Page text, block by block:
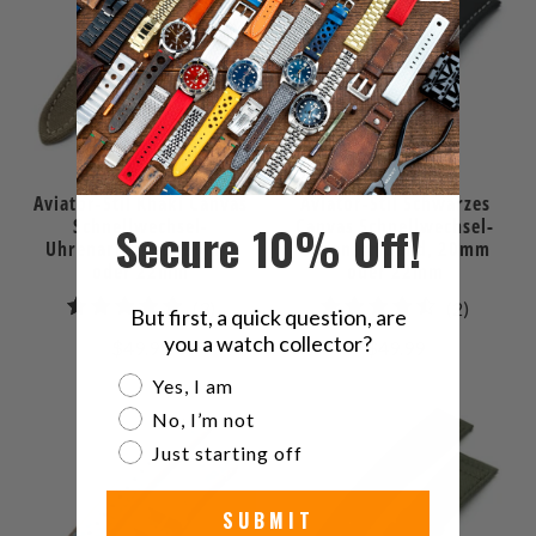
Aviator-Stil Khaki Canvas
Schnellwechsel-
Uhrenarmband, 20mm
oder 22mm
(3)
gesamt
$49.99
Aviator-Stil Schwarzes
Canvas Schnellwechsel-
Uhrenarmband, 20mm
oder 22mm
(2)
$49.99
Secure 10% Off!
But first, a quick question, are
you a watch collector?
Are you a watch collector?
Yes, I am
No, I’m not
Just starting off
SUBMIT